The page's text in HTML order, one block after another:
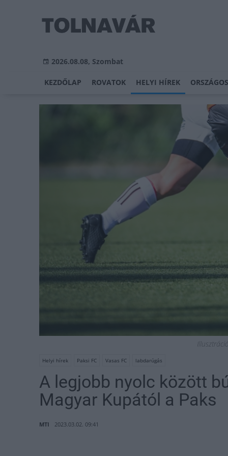
2026.08.08, Szombat
KEZDŐLAP ROVATOK HELYI HÍREK
Helyi hírek Paksi FC Vasas FC labdarúgás
A legjobb nyolc között
Magyar Kupától a Paks
MTI 2023.03.02. 09:41